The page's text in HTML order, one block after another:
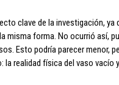
clave de la investigación,
misma forma. No ocurrió así,
Esto podría parecer menor,
la realidad física del vaso vacío